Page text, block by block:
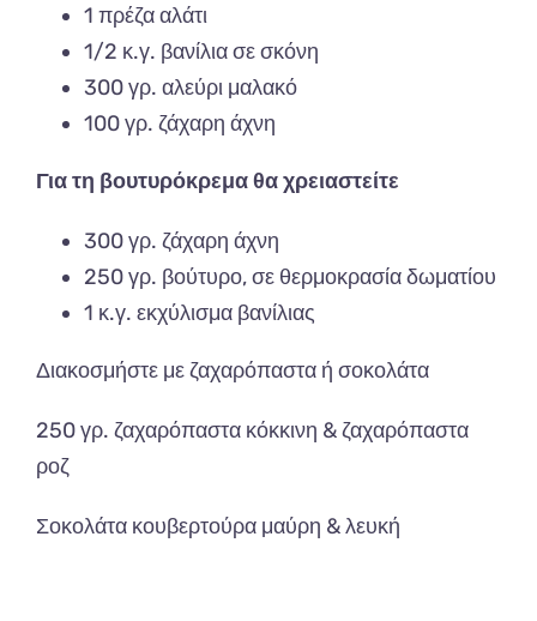
1 πρέζα αλάτι
1/2 κ.γ. βανίλια σε σκόνη
300 γρ. αλεύρι μαλακό
100 γρ. ζάχαρη άχνη
Για τη βουτυρόκρεμα θα χρειαστείτε
300 γρ. ζάχαρη άχνη
250 γρ. βούτυρο, σε θερμοκρασία δωματίου
1 κ.γ. εκχύλισμα βανίλιας
Διακοσμήστε με ζαχαρόπαστα ή σοκολάτα
250 γρ. ζαχαρόπαστα κόκκινη & ζαχαρόπαστα
ροζ
Σοκολάτα κουβερτούρα μαύρη & λευκή